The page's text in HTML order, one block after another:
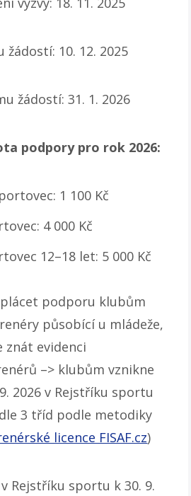
10. 12. 2025
žádostí: 31. 1. 2026
podpory pro rok 2026:
1 100 Kč
4 000 Kč
12–18 let: 5 000 Kč
podporu klubům
působící u mládeže,
evidenci
–> klubům vznikne
2026 v Rejstříku sportu
3 tříd podle metodiky
licence FISAF.cz)
Rejstříku sportu k 30. 9.